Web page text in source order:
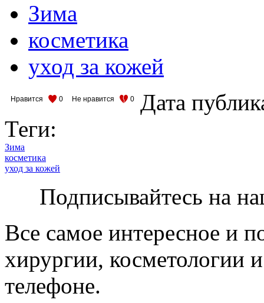
Зима
косметика
уход за кожей
Нравится 0 Не нравится 0
Дата
Теги:
Зима
косметика
уход за кожей
Подписывайтесь на
Все самое интересное и
хирургии, косметологии
телефоне.